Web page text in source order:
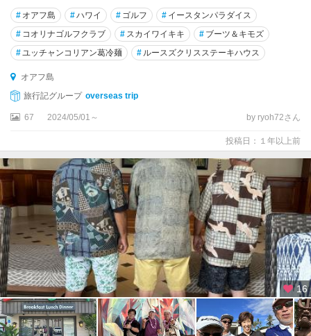
国
立
公
園
辺
・
ハ
ー
バ
ー
周
辺
ポ
リ
ネ
シ
ア
# オアフ島 #ハワイ # ゴルフ # イースタンパラダイス
# コオリナゴルフクラブ # スカイワイキキ # ブーツ＆キモズ
#ユッチャンコリアン葛冷麺 # ルースズクリスステーキハウス
オアフ島
旅行記グループ overseas trip
67 2024/05/01～ by ryoh72さん
投稿日：１年以上前
16